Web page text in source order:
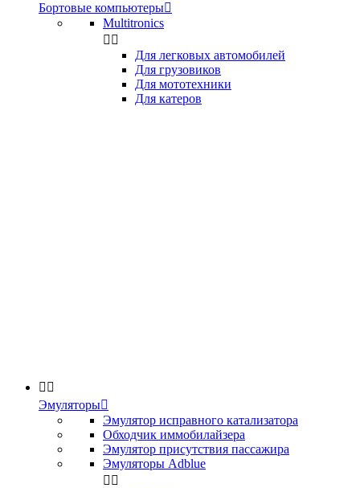
Бортовые компьютеры
Multitronics
 
Для легковых автомобилей
Для грузовиков
Для мототехники
Для катеров
 
Эмуляторы
Эмулятор исправного катализатора
Обходчик иммобилайзера
Эмулятор присутствия пассажира
Эмуляторы Adblue
 